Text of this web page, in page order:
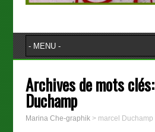
Archives de mots clés:
Duchamp
Marina Che-graphik> marcel Duchamp